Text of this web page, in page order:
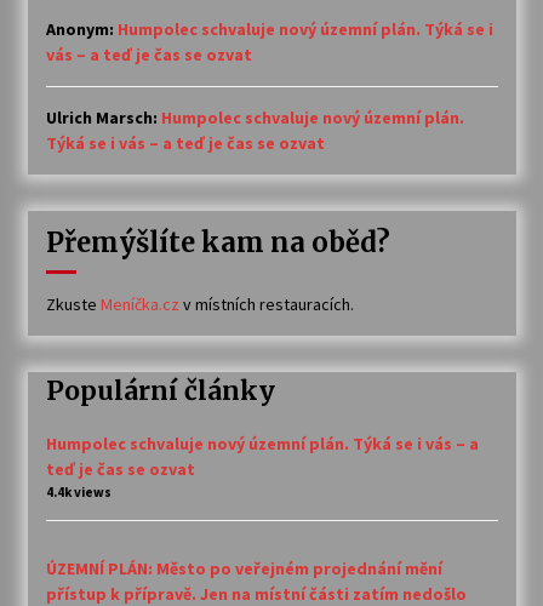
Anonym: Humpolec schvaluje nový územní plán. Týká se i
vás – a teď je čas se ozvat
Ulrich Marsch: Humpolec schvaluje nový územní plán.
Týká se i vás – a teď je čas se ozvat
Přemýšlíte kam na oběd?
Zkuste Meníčka.cz v místních restauracích.
Populární články
Humpolec schvaluje nový územní plán. Týká se i vás – a
teď je čas se ozvat
4.4k views
ÚZEMNÍ PLÁN: Město po veřejném projednání mění
přístup k přípravě. Jen na místní části zatím nedošlo